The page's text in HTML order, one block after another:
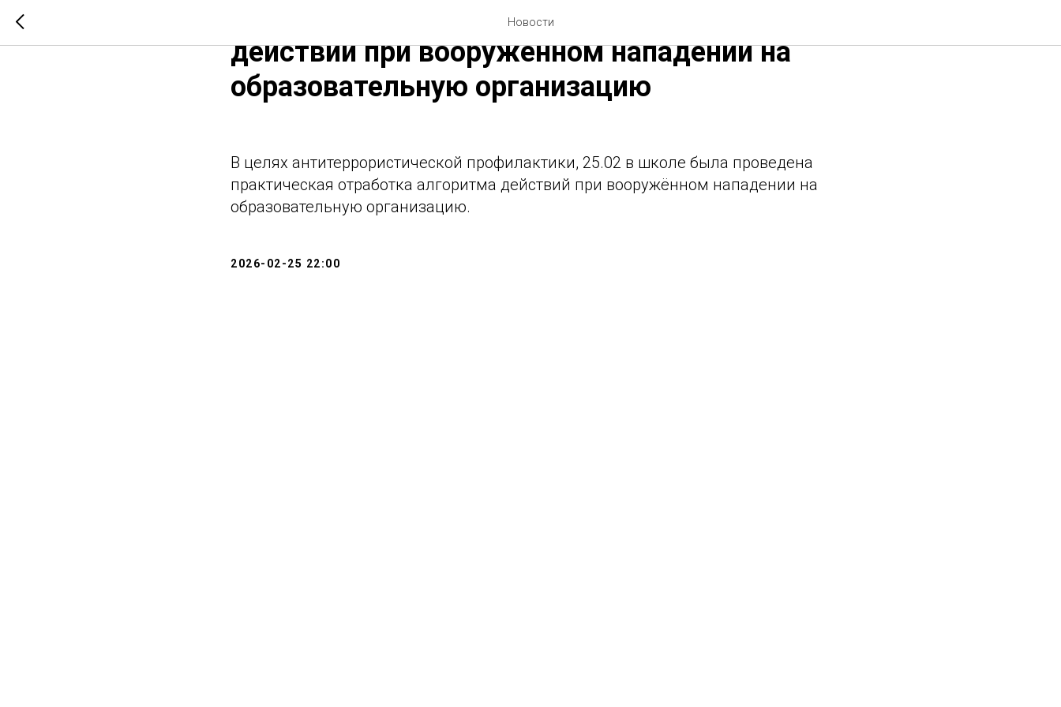
Новости
Практическая отработка алгоритма
действий при вооружённом нападении на
образовательную организацию
В целях антитеррористической профилактики, 25.02 в школе была проведена
практическая отработка алгоритма действий при вооружённом нападении на
образовательную организацию.
2026-02-25 22:00